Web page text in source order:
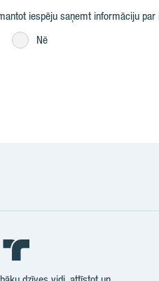
iespēju saņemt informāciju
Nē